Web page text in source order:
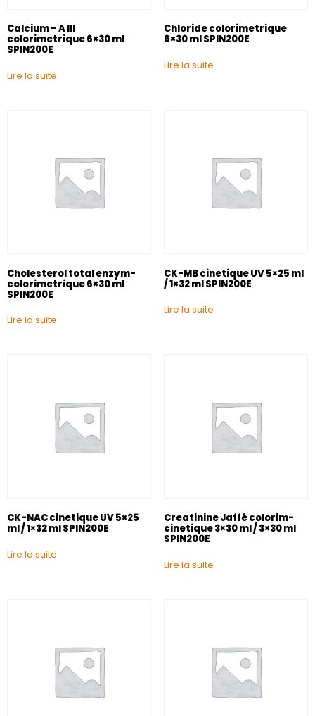
Calcium – A III
colorimetrique 6×30 ml
SPIN200E
Lire la suite
Chloride colorimetrique
6×30 ml SPIN200E
Lire la suite
Cholesterol total enzym-
colorimetrique 6×30 ml
SPIN200E
Lire la suite
CK-MB cinetique UV 5×25 ml
/ 1×32 ml SPIN200E
Lire la suite
CK-NAC cinetique UV 5×25
ml / 1×32 ml SPIN200E
Lire la suite
Creatinine Jaffé colorim-
cinetique 3×30 ml / 3×30 ml
SPIN200E
Lire la suite